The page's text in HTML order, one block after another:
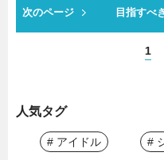
次のページ 目指すべ
1
人気タグ
# アイドル #